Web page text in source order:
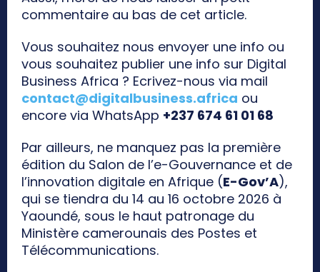
commentaire au bas de cet article.
Vous souhaitez nous envoyer une info ou
vous souhaitez publier une info sur Digital
Business Africa ? Ecrivez-nous via mail
contact@digitalbusiness.africa ou
encore via WhatsApp +237 674 61 01 68
Par ailleurs, ne manquez pas la première
édition du Salon de l’e-Gouvernance et de
l’innovation digitale en Afrique (E-Gov’A),
qui se tiendra du 14 au 16 octobre 2026 à
Yaoundé, sous le haut patronage du
Ministère camerounais des Postes et
Télécommunications.